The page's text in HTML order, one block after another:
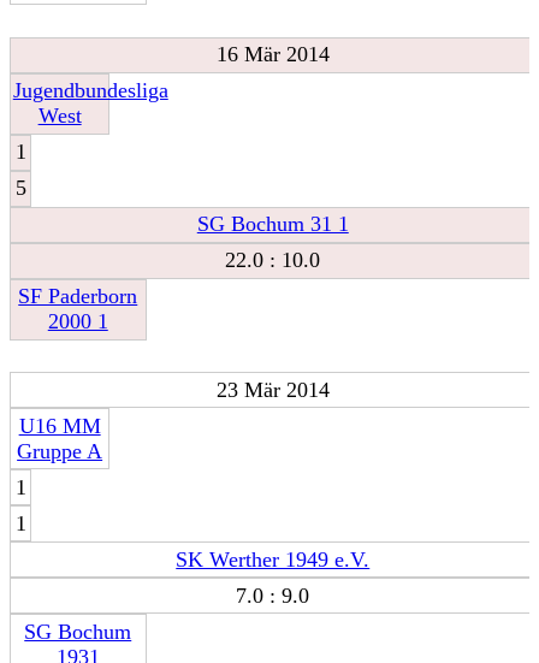
16 Mär 2014
Jugendbundesliga
West
1
5
SG Bochum 31 1
22.0 : 10.0
SF Paderborn
2000 1
23 Mär 2014
U16 MM
Gruppe A
1
1
SK Werther 1949 e.V.
7.0 : 9.0
SG Bochum
1931